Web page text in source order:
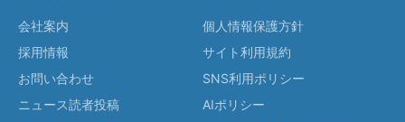
会社案内
採用情報
お問い合わせ
ニュース読者投稿
個人情報保護方針
サイト利用規約
SNS利用ポリシー
AIポリシー